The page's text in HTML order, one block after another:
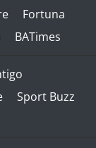
Fortuna
BATimes
Sport Buzz